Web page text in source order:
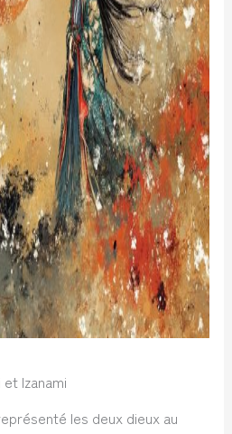
Izanami
les deux dieux au